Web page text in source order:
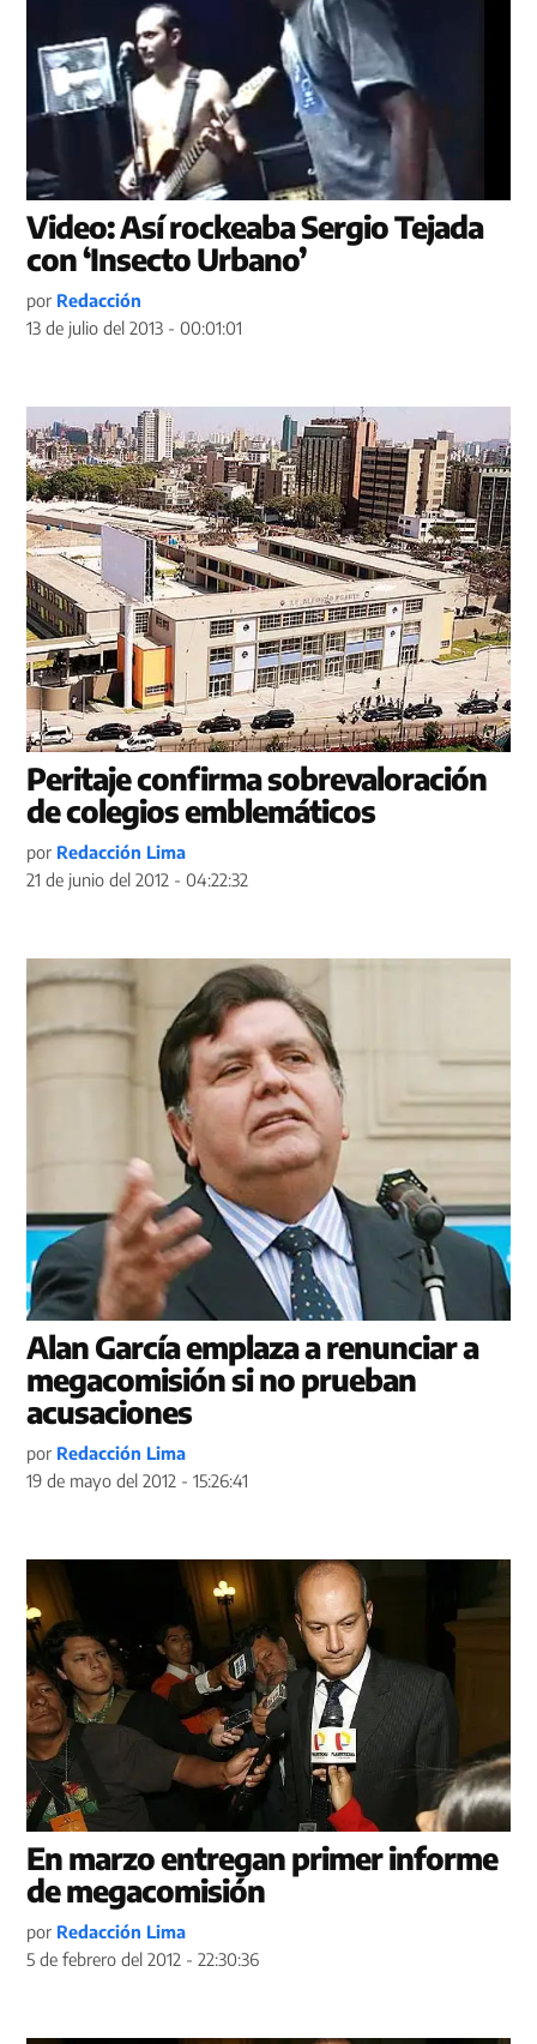
Video: Así rockeaba Sergio Tejada
con ‘Insecto Urbano’
por Redacción
13 de julio del 2013 - 00:01:01
Peritaje confirma sobrevaloración
de colegios emblemáticos
por Redacción Lima
21 de junio del 2012 - 04:22:32
Alan García emplaza a renunciar a
megacomisión si no prueban
acusaciones
por Redacción Lima
19 de mayo del 2012 - 15:26:41
En marzo entregan primer informe
de megacomisión
por Redacción Lima
5 de febrero del 2012 - 22:30:36